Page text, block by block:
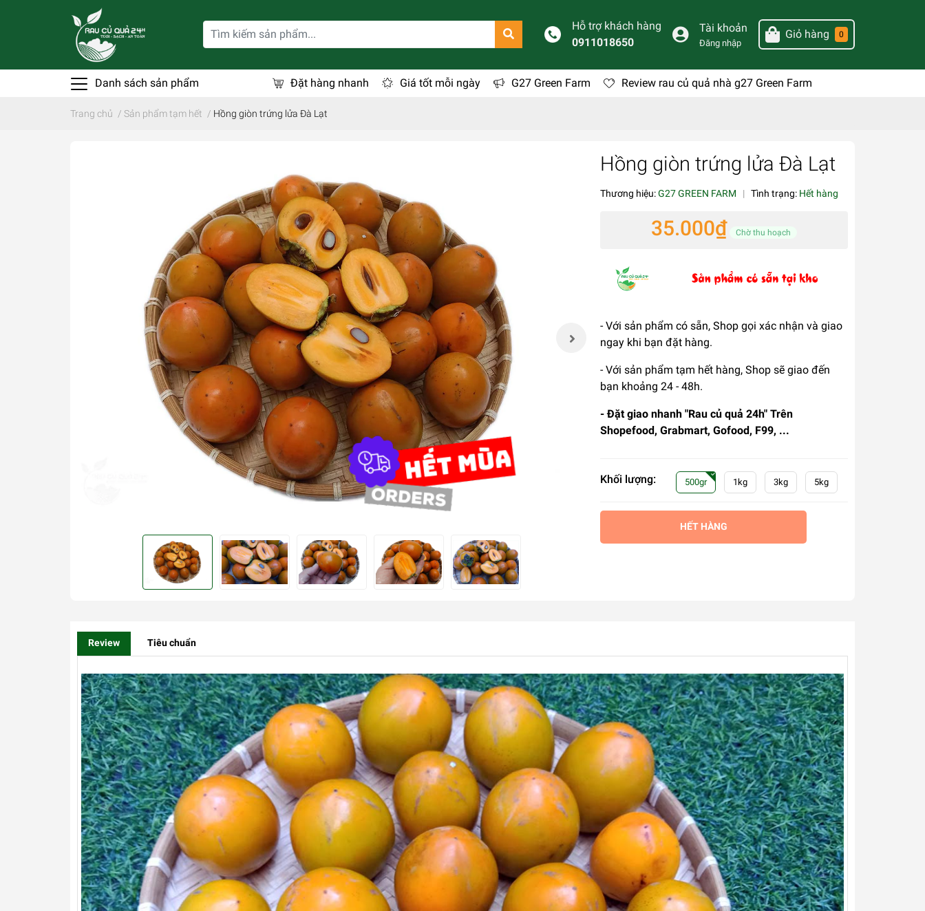
Hỗ trợ khách hàng
0911018650
Tài khoản
Đăng nhập
Giỏ hàng 0
Danh sách sản phẩm Đặt hàng nhanh Giá tốt mỗi ngày G27 Green Farm Review rau củ quả nhà g27 Green Farm
Trang chủ / Sản phẩm tạm hết / Hồng giòn trứng lửa Đà Lạt
Hồng giòn trứng lửa Đà Lạt
Thương hiệu:G27 GREEN FARM | Tình trạng: Hết hàng
35.000₫ Chờ thu hoạch
- Với sản phẩm có sẵn, Shop gọi xác nhận và giao
ngay khi bạn đặt hàng.
- Với sản phẩm tạm hết hàng, Shop sẽ giao đến
bạn khoảng 24 - 48h.
- Đặt giao nhanh "Rau củ quả 24h" Trên
Shopefood, Grabmart, Gofood, F99, ...
Khối lượng: 500gr 1kg 3kg 5kg
HẾT HÀNG
Review Tiêu chuẩn